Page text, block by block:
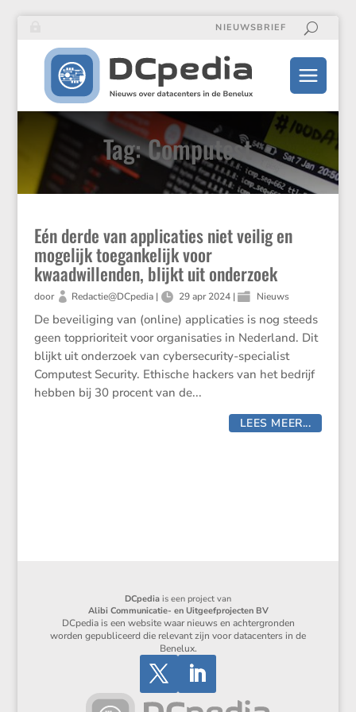
NIEUWSBRIEF
Tag: Computest
Eén derde van applicaties niet veilig en
mogelijk toegankelijk voor
kwaadwillenden, blijkt uit onderzoek
door Redactie@DCpedia| 29 apr 2024 | Nieuws
De bevei­li­ging van (online) appli­ca­ties is nog steeds
geen toppri­o­ri­teit voor organi­sa­ties in Neder­land. Dit
blijkt uit onder­zoek van cyber­se­cu­rity-speci­a­list
Compu­test Security. Ethische hackers van het bedrijf
hebben bij 30 procent van de...
LEES MEER...
DCpedia is een project van
Alibi Communicatie- en Uitgeefprojecten BV
DCpedia is een website waar nieuws en achtergronden
worden gepubliceerd die relevant zijn voor datacenters in de
Benelux.